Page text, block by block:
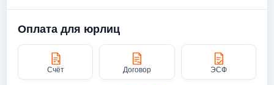
Оплата для юрлиц
Счёт Договор ЭСФ